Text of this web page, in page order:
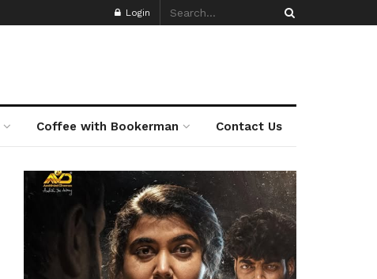
Login
Coffee with Bookerman Contact Us